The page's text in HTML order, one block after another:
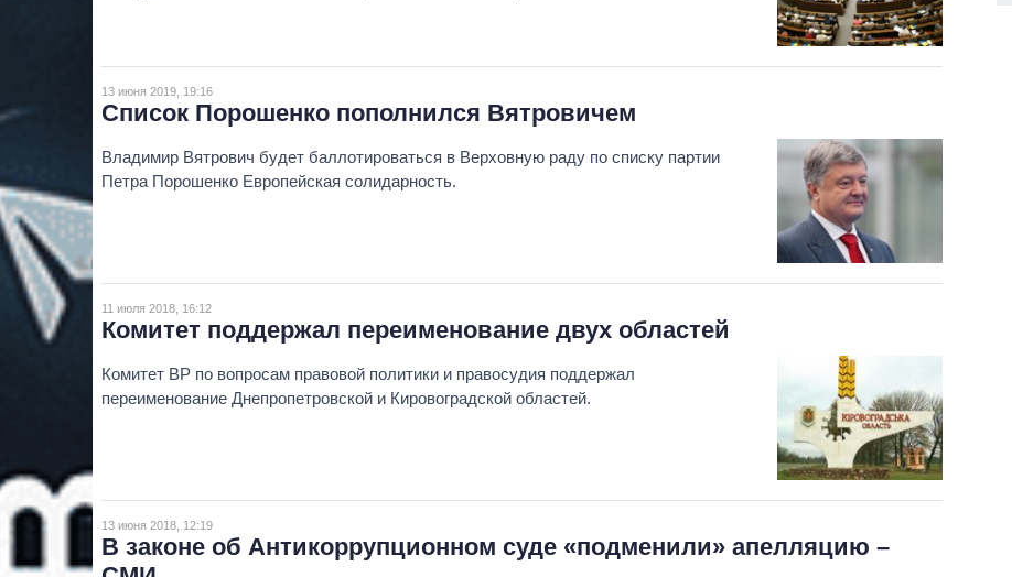
13 июня 2019, 19:16
Список Порошенко пополнился Вятровичем
Владимир Вятрович будет баллотироваться в Верховную раду по списку партии
Петра Порошенко Европейская солидарность.
11 июля 2018, 16:12
Комитет поддержал переименование двух областей
Комитет ВР по вопросам правовой политики и правосудия поддержал
переименование Днепропетровской и Кировоградской областей.
13 июня 2018, 12:19
В законе об Антикоррупционном суде «подменили» апелляцию –